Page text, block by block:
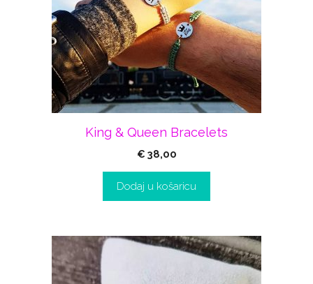
King & Queen Bracelets
€ 38,00
Dodaj u košaricu